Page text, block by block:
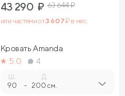
43 290 ₽ 63 644₽
или частями от3 607₽ в мес.
Кровать Amanda
5.0
4
90 -
Д.
200 см.